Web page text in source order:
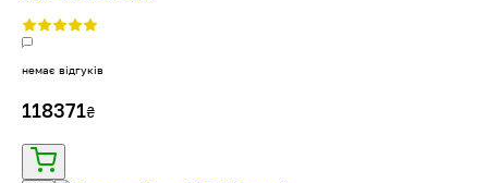
немає відгуків
118371₴